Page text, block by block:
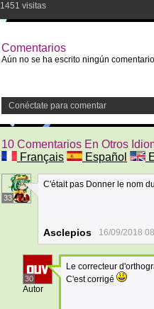
1451 visitas
Comentarios
Aún no se ha escrito ningún
Conéctate para comentar
10 Comentarios En Otros
Français
Español
33
C'était pas Donner le nom
Asclepios 16/09/2018
30
Autor
Le correcteur
C'est corrigé